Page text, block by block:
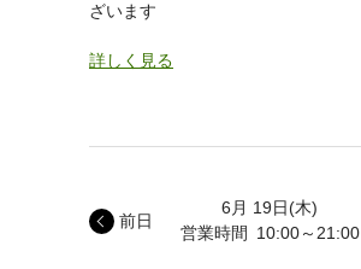
ざいます
詳しく見る
6月 19日(木)
営業時間
10:00～21:00
前日